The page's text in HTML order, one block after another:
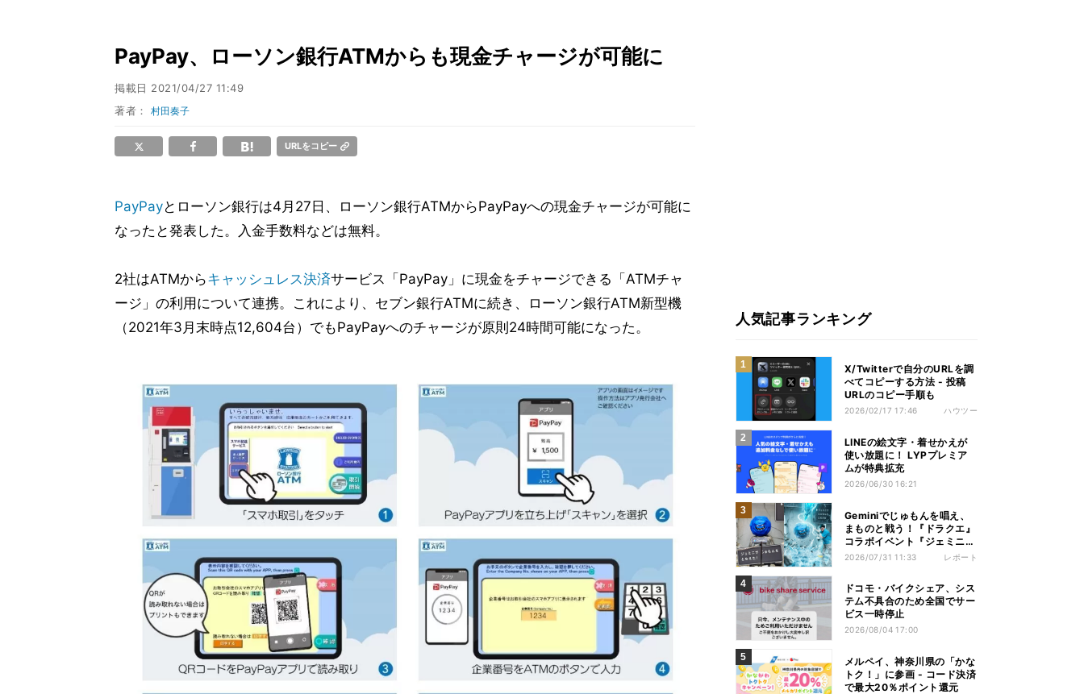
PayPay、ローソン銀行ATMからも現金チャージが可能に
掲載日 2021/04/27 11:49
著者：村田奏子
URLをコピー
PayPayとローソン銀行は4月27日、ローソン銀行ATMからPayPayへの現金チャージが可能に
なったと発表した。入金手数料などは無料。
2社はATMからキャッシュレス決済サービス「PayPay」に現金をチャージできる「ATMチャ
ージ」の利用について連携。これにより、セブン銀行ATMに続き、ローソン銀行ATM新型機
（2021年3月末時点12,604台）でもPayPayへのチャージが原則24時間可能になった。
人気記事ランキング
X/Twitterで自分のURLを調
べてコピーする方法 - 投稿
URLのコピー手順も
2026/02/17 17:46 ハウツー
LINEの絵文字・着せかえが
使い放題に！ LYPプレミア
ムが特典拡充
2026/06/30 16:21
Geminiでじゅもんを唱え、
まものと戦う！『ドラクエ』
コラボイベント『ジェミニク
エスト』を体験してきた
2026/07/31 11:33 レポート
ドコモ・バイクシェア、シス
テム不具合のため全国でサー
ビス一時停止
2026/08/04 17:00
メルペイ、神奈川県の「かな
トク！」に参画 - コード決済
で最大20％ポイント還元